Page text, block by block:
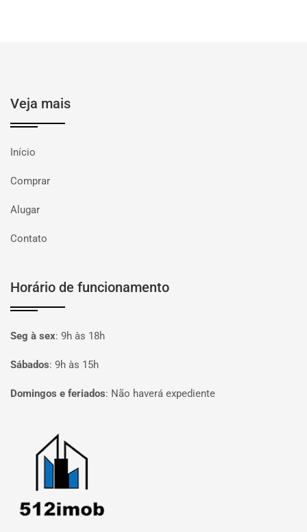
Veja mais
Início
Comprar
Alugar
Contato
Horário de funcionamento
Seg à sex: 9h às 18h
Sábados: 9h às 15h
Domingos e feriados: Não haverá expediente
Página inicial